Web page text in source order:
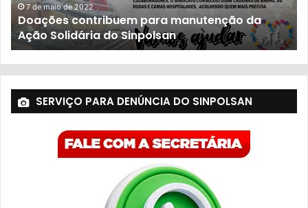
7 de maio de 2022
Doações contribuem para manutenção da
Ação Solidária do Sinpolsan
SERVIÇO PARA DENÚNCIA DO SINPOLSAN